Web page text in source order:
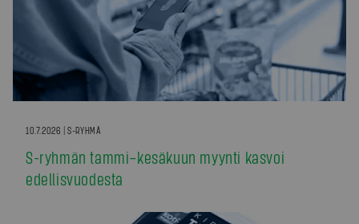
10.7.2026 | S-RYHMÄ
S-ryhmän tammi–kesäkuun myynti kasvoi
edellisvuodesta